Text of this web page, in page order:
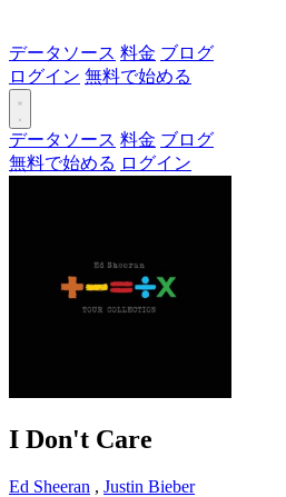
データソース 料金 ブログ
ログイン 無料で始める
データソース 料金 ブログ
無料で始める ログイン
I Don't Care
Ed Sheeran , Justin Bieber